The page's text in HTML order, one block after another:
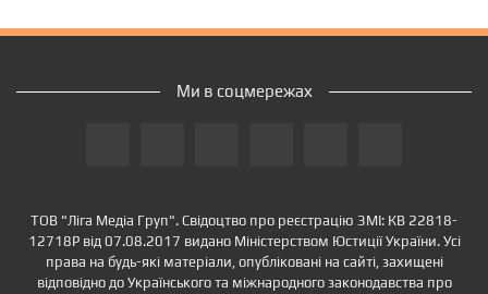
ТОВ "Ліга Медіа Груп". Свідоцтво про реєстрацію ЗМІ: КВ 22818-
12718Р від 07.08.2017 видано Міністерством Юстиції України. Усі
права на будь-які матеріали, опубліковані на сайті, захищені
відповідно до Українського та міжнародного законодавства про
Ми в соцмережах